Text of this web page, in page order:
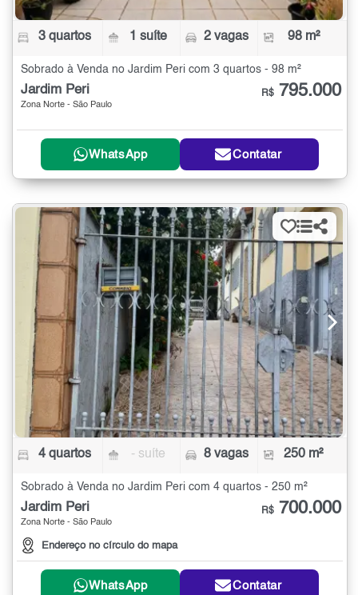
3 quartos 1 suíte 2 vagas 98 m²
Sobrado à Venda no Jardim Peri com 3 quartos - 98 m²
Jardim Peri
Zona Norte - São Paulo
R$ 795.000
WhatsApp Contatar
4 quartos - suíte 8 vagas 250 m²
Sobrado à Venda no Jardim Peri com 4 quartos - 250 m²
Jardim Peri
Zona Norte - São Paulo
Endereço no círculo do mapa
R$ 700.000
WhatsApp Contatar